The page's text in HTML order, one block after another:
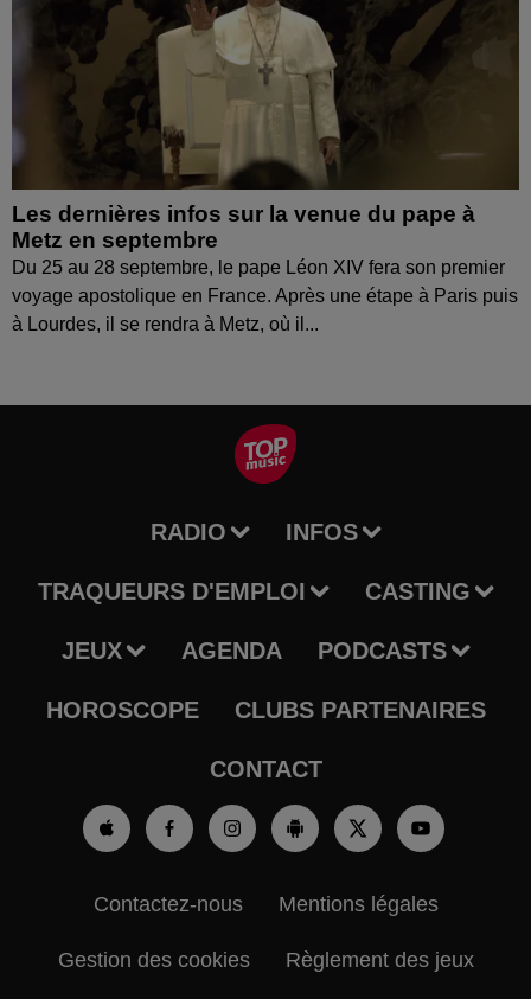
Les dernières infos sur la venue du pape à
Metz en septembre
Du 25 au 28 septembre, le pape Léon XIV fera son premier
voyage apostolique en France. Après une étape à Paris puis
à Lourdes, il se rendra à Metz, où il...
RADIO INFOS
TRAQUEURS D'EMPLOI CASTING
JEUX AGENDA PODCASTS
HOROSCOPE CLUBS PARTENAIRES
CONTACT
Contactez-nous Mentions légales
Gestion des cookies Règlement des jeux